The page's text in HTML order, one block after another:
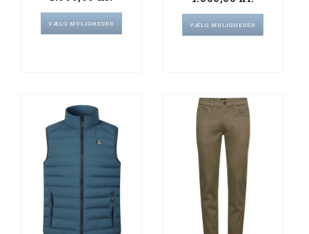
VÆLG MULIGHEDER VÆLG MULIGHEDER